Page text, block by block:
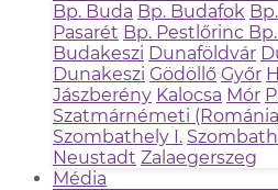
Bp. Buda Bp. Budafok
Pasarét Bp. Pestlőrinc
Budakeszi Dunaföldvár
Dunakeszi Gödöllő Győr
Jászberény Kalocsa Mór
Szatmárnémeti
Szombathely I.
Neustadt Zalaegerszeg
Média